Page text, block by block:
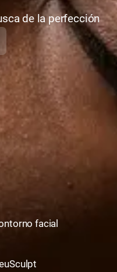
de la perfección
facial